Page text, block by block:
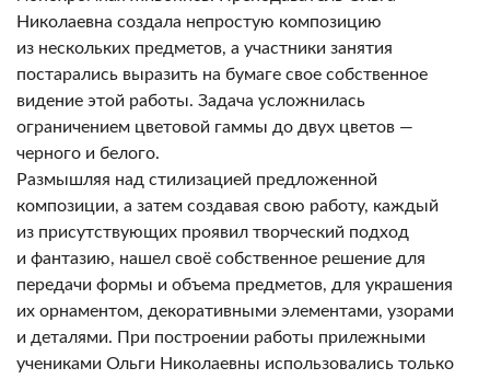
Николаевна создала непростую композицию
из нескольких предметов, а участники занятия
постарались выразить на бумаге свое собственное
видение этой работы. Задача усложнилась
ограничением цветовой гаммы до двух цветов —
черного и белого.
Размышляя над стилизацией предложенной
композиции, а затем создавая свою работу, каждый
из присутствующих проявил творческий подход
и фантазию, нашел своё собственное решение для
передачи формы и объема предметов, для украшения
их орнаментом, декоративными элементами, узорами
и деталями. При построении работы прилежными
учениками Ольги Николаевны использовались только